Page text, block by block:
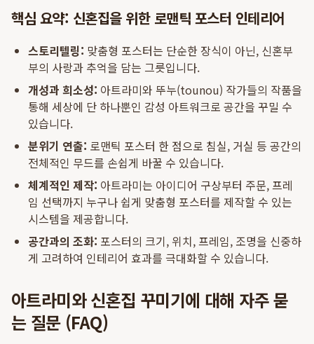
핵심 요약: 신혼집을 위한 로맨틱 포스터 인테리어
스토리텔링: 맞춤형 포스터는 단순한 장식이 아닌, 신혼부
부의 사랑과 추억을 담는 그릇입니다.
개성과 희소성: 아트라미와 뚜누(tounou) 작가들의 작품을
통해 세상에 단 하나뿐인 감성 아트워크로 공간을 꾸밀 수
있습니다.
분위기 연출: 로맨틱 포스터 한 점으로 침실, 거실 등 공간의
전체적인 무드를 손쉽게 바꿀 수 있습니다.
체계적인 제작: 아트라미는 아이디어 구상부터 주문, 프레
임 선택까지 누구나 쉽게 맞춤형 포스터를 제작할 수 있는
시스템을 제공합니다.
공간과의 조화: 포스터의 크기, 위치, 프레임, 조명을 신중하
게 고려하여 인테리어 효과를 극대화할 수 있습니다.
아트라미와 신혼집 꾸미기에 대해 자주 묻
는 질문 (FAQ)